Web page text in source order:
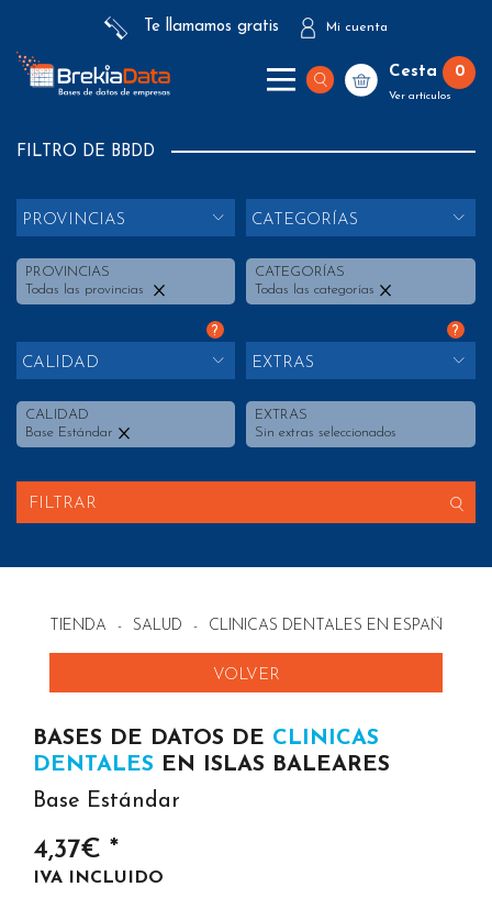
Te llamamos gratis Mi cuenta
Cesta 0
Ver artículos
FILTRO DE BBDD
PROVINCIAS
PROVINCIAS
Todas las provincias
CATEGORÍAS
CATEGORÍAS
Todas las categorías
?
CALIDAD
CALIDAD
Base Estándar
?
EXTRAS
EXTRAS
Sin extras seleccionados
FILTRAR
TIENDA - SALUD - CLINICAS DENTALES EN ESPAÑA
VOLVER
BASES DE DATOS DE CLINICAS
DENTALES EN ISLAS BALEARES
Base Estándar
4,37€ *
IVA INCLUIDO